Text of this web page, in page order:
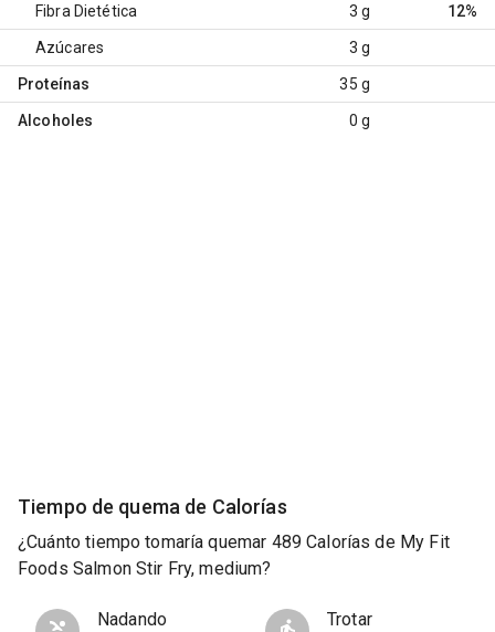
Fibra Dietética 3 g 12%
Azúcares 3 g
Proteínas 35 g
Alcoholes 0 g
Tiempo de quema de Calorías
¿Cuánto tiempo tomaría quemar 489 Calorías de My Fit
Foods Salmon Stir Fry, medium?
Nadando Trotar